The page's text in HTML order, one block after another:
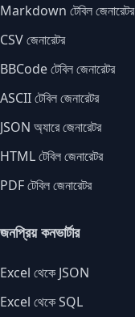
Markdown টেবিল জেনারেটর
CSV জেনারেটর
BBCode টেবিল জেনারেটর
ASCII টেবিল জেনারেটর
JSON অ্যারে জেনারেটর
HTML টেবিল জেনারেটর
PDF টেবিল জেনারেটর
জনপ্রিয় কনভার্টার
Excel থেকে JSON
Excel থেকে SQL